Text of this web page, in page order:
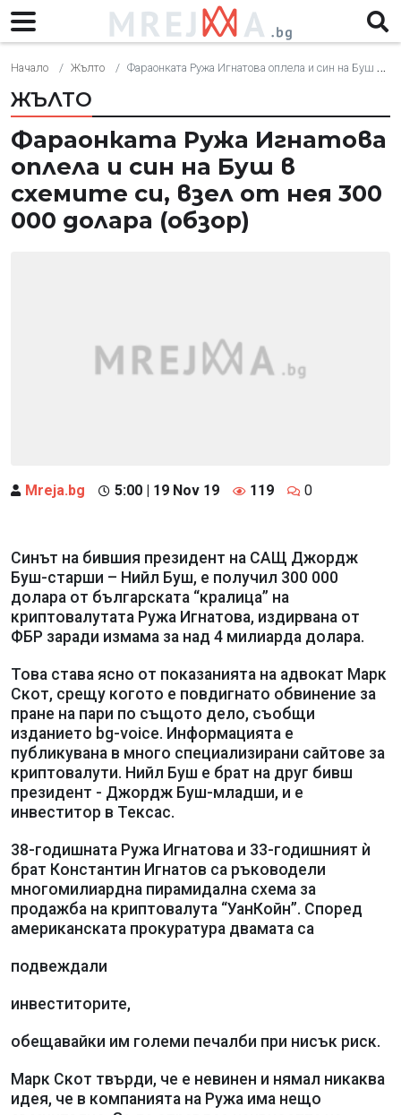
Начало Жълто Фараонката Ружа Игнатова оплела и син на Буш в схемите си, взел от нея 300 000 долара (обзор)
ЖЪЛТО
Фараонката Ружа Игнатова
оплела и син на Буш в
схемите си, взел от нея 300
000 долара (обзор)
Mreja.bg 5:00 | 19 Nov 19 119 0
Синът на бившия президент на САЩ Джордж
Буш-старши – Нийл Буш, е получил 300 000
долара от българската “кралица” на
криптовалутата Ружа Игнатова, издирвана от
ФБР заради измама за над 4 милиарда долара.
Това става ясно от показанията на адвокат Марк
Скот, срещу когото е повдигнато обвинение за
пране на пари по същото дело, съобщи
изданието bg-voice. Информацията е
публикувана в много специализирани сайтове за
криптовалути. Нийл Буш е брат на друг бивш
президент - Джордж Буш-младши, и е
инвеститор в Тексас.
38-годишната Ружа Игнатова и 33-годишният ѝ
брат Константин Игнатов са ръководели
многомилиардна пирамидална схема за
продажба на криптовалута “УанКойн”. Според
американската прокуратура двамата са
подвеждали
инвеститорите,
обещавайки им големи печалби при нисък риск.
Марк Скот твърди, че е невинен и нямал никаква
идея, че в компанията на Ружа има нещо